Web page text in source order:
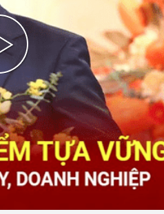
chí
sản
định kỹ thuật an toàn lao